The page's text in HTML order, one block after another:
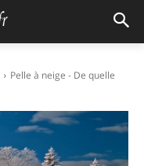
Pelle à neige - De quelle